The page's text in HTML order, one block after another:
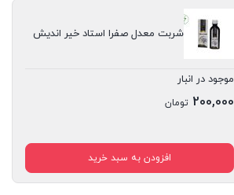
شربت معدل صفرا استاد خیر اندیش
موجود در انبار
200,000 تومان
افزودن به سبد خرید